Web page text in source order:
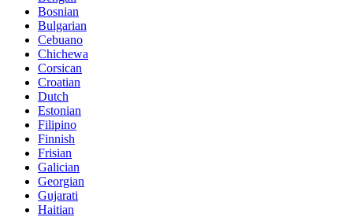
Bosnian
Bulgarian
Cebuano
Chichewa
Corsican
Croatian
Dutch
Estonian
Filipino
Finnish
Frisian
Galician
Georgian
Gujarati
Haitian